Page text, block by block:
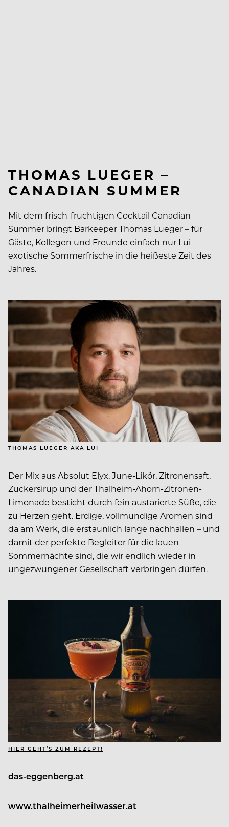
THOMAS LUEGER –
CANADIAN SUMMER
Mit dem frisch-fruchtigen Cocktail Canadian
Summer bringt Barkeeper Thomas Lueger – für
Gäste, Kollegen und Freunde einfach nur Lui –
exotische Sommerfrische in die heißeste Zeit des
Jahres.
THOMAS LUEGER AKA LUI
Der Mix aus Absolut Elyx, June-Likör, Zitronensaft,
Zuckersirup und der Thalheim-Ahorn-Zitronen-
Limonade besticht durch fein austarierte Süße, die
zu Herzen geht. Erdige, vollmundige Aromen sind
da am Werk, die erstaunlich lange nachhallen – und
damit der perfekte Begleiter für die lauen
Sommernächte sind, die wir endlich wieder in
ungezwungener Gesellschaft verbringen dürfen.
HIER GEHT’S ZUM REZEPT!
das-eggenberg.at
www.thalheimerheilwasser.at